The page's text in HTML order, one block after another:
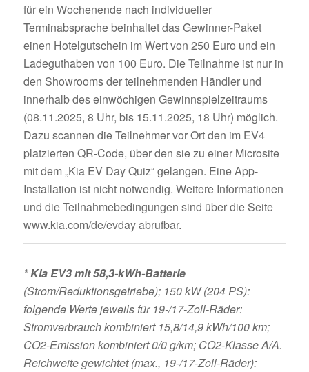
für ein Wochenende nach individueller
Terminabsprache beinhaltet das Gewinner-Paket
einen Hotelgutschein im Wert von 250 Euro und ein
Ladeguthaben von 100 Euro. Die Teilnahme ist nur in
den Showrooms der teilnehmenden Händler und
innerhalb des einwöchigen Gewinnspielzeitraums
(08.11.2025, 8 Uhr, bis 15.11.2025, 18 Uhr) möglich.
Dazu scannen die Teilnehmer vor Ort den im EV4
platzierten QR-Code, über den sie zu einer Microsite
mit dem „Kia EV Day Quiz“ gelangen. Eine App-
Installation ist nicht notwendig. Weitere Informationen
und die Teilnahmebedingungen sind über die Seite
www.kia.com/de/evday abrufbar.
*Kia EV3 mit 58,3-kWh-Batterie
(Strom/Reduktionsgetriebe); 150 kW (204 PS):
folgende Werte jeweils für 19-/17-Zoll-Räder:
Stromverbrauch kombiniert 15,8/14,9 kWh/100 km;
CO2-Emission kombiniert 0/0 g/km; CO2-Klasse A/A.
Reichweite gewichtet (max., 19-/17-Zoll-Räder):